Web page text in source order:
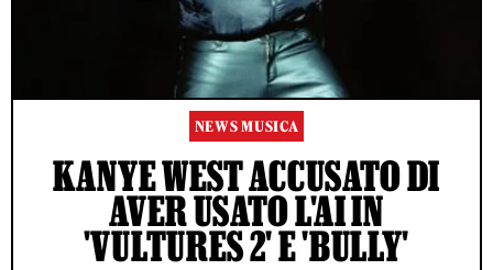
NEWS MUSICA
KANYE WEST ACCUSATO DI
AVER USATO L'AI IN
'VULTURES 2' E 'BULLY'